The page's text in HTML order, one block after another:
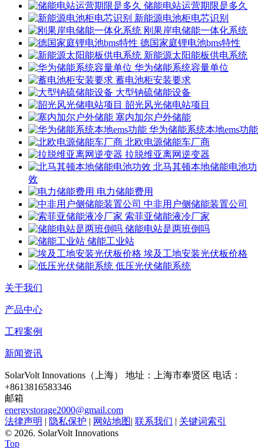
储能电站运营期限是多久
新能源电池柜电芯识别
刚果岸电储能一体化系统
德国家庭锂电池bms特性
新能源太阳能板供电系统
华为储能系统容量单位
蓄电池柜安装要求
大型钠硫储能设备
韶光风光储电站项目
塞内加尔户外储能
华为储能系统本地ems功能
北欧电源储能车厂商
拉脱维亚离网逆变器
北马其顿本地储能电池功
效
电力储能费用
中非用户侧储能装置公司
索菲亚储能液冷厂家
储能电站是两班倒吗
储能工业站
埃及工地安装光伏板价格
低压光伏储能系统
关于我们
产品中心
工程案例
新闻资讯
SolarVolt Innovations（上海） 地址：上海市奉贤区 电话：
+8613816583346
邮箱
energystorage2000@gmail.com
法律声明 | 隐私保护 | 网站地图| 联系我们 | 关键词索引
© 2026. SolarVolt Innovations
Top